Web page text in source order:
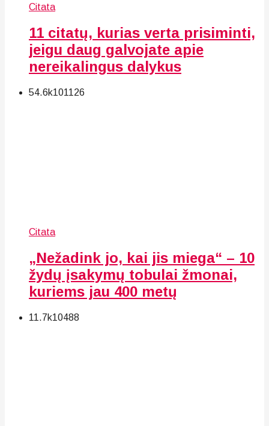
Citata
11 citatų, kurias verta prisiminti,
jeigu daug galvojate apie
nereikalingus dalykus
54.6k101 126
Citata
„Nežadink jo, kai jis miega“ – 10
žydų įsakymų tobulai žmonai,
kuriems jau 400 metų
11.7k10488